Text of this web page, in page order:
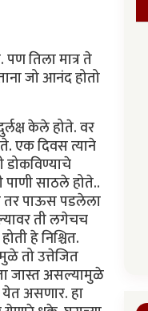
तिला मात्र ते
जो आनंद होतो
केले होते. वर
एक दिवस त्याने
साठले होते..
तर पाऊस पडलेला
ती लगेचच
हे निश्चित.
तो उत्तेजित
जास्त असल्यामुळे
येत असणार. हा